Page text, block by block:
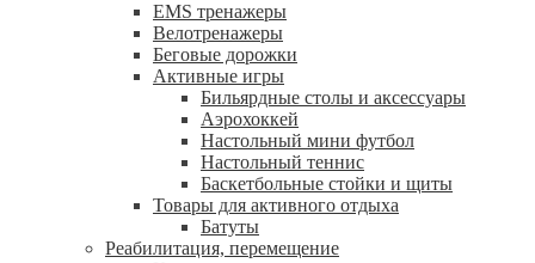
EMS тренажеры
Велотренажеры
Беговые дорожки
Активные игры
Бильярдные столы и аксессуары
Аэрохоккей
Настольный мини футбол
Настольный теннис
Баскетбольные стойки и щиты
Товары для активного отдыха
Батуты
Реабилитация, перемещение